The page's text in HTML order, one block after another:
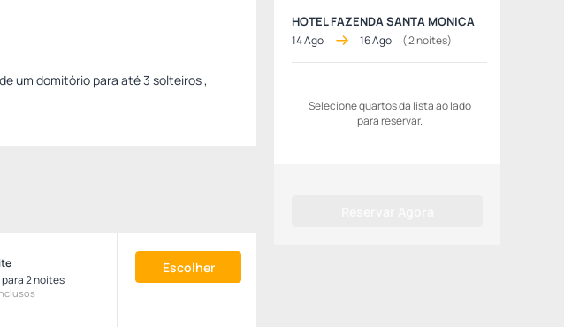
um domitório para até 3 solteiros ,
para 2 noites
Escolher
HOTEL FAZENDA SANTA MONICA
14 Ago 16 Ago (2noites)
Selecione quartos da lista ao lado
para reservar.